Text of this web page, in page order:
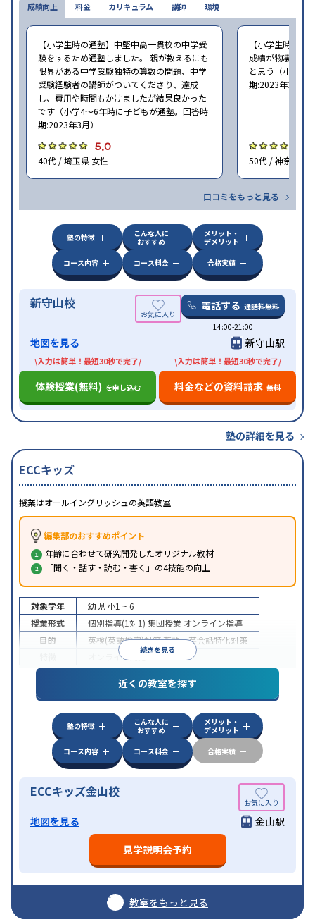
成績向上
【小学生時の通塾】中堅中高一貫校の中学受
験をするため通塾しました。 親が教えるにも
限界がある中学受験独特の算数の問題、中学
受験経験者の講師がついてくださり、達成
し、費用や時間もかけましたが結果良かった
です（小学4〜6年時に子どもが通塾。回答時
期:2023年3月）
5.0
40代 / 埼玉県 女性
【小学生時の通
成績が物凄く悪
と思う（小学6
期:2023年3月）
50代 / 神奈川県
口コミをもっと見る
料金 カリキュラム 講師 環境
塾の特徴
こんな人に
おすすめ
メリット・
デメリット
コース内容
コース料金 合格実績
新守山校 電話する 通話料無料
14:00-21:00
地図を見る 新守山駅
\入力は簡単！最短30秒で完了/
体験授業(無料) を申し込む
\入力は簡単！最短30秒で完了/
料金などの資料請求 無料
塾の詳細を見る
ECCキッズ
授業はオールイングリッシュの英語教室
編集部のおすすめポイント
年齢に合わせて研究開発したオリジナル教材
「聞く・話す・読む・書く」の4技能の向上
続きを見る
対象学年 幼児 小1 ~ 6
授業形式
個別指導(1対1) 集団授業 オンライン指導
目的
英検(英語検定)対策英語・英会話特化対策
オンライン対応
近くの教室を探す
塾の特徴
こんな人に
おすすめ
メリット・
デメリット
コース内容
コース料金 合格実績
ECCキッズ金山校
地図を見る
金山駅
見学説明会予約
教室をもっと見る